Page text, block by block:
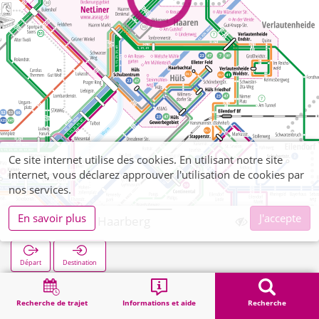
Recherche de trajet Informations et aide Recherche
Haaren Am Haarberg
Départ Destination
Démarrage Recherche Haaren Am Haarberg
Ce site internet utilise des cookies. En utilisant notre site
internet, vous déclarez approuver l'utilisation de cookies par
nos services.
En savoir plus
J'accepte